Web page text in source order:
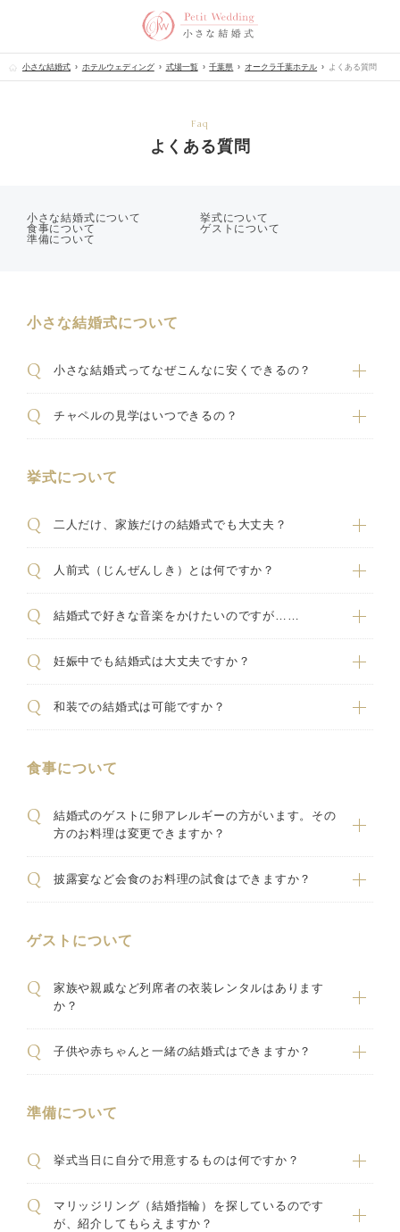
小さな結婚式 ホテルウェディング 式場一覧 千葉県 オークラ千葉ホテル よくある質問
Faq
よくある質問
小さな結婚式について
挙式について
食事について
ゲストについて
準備について
小さな結婚式について
小さな結婚式ってなぜこんなに安くできるの？
チャペルの見学はいつできるの？
挙式について
二人だけ、家族だけの結婚式でも大丈夫？
人前式（じんぜんしき）とは何ですか？
結婚式で好きな音楽をかけたいのですが……
妊娠中でも結婚式は大丈夫ですか？
和装での結婚式は可能ですか？
食事について
結婚式のゲストに卵アレルギーの方がいます。その
方のお料理は変更できますか？
披露宴など会食のお料理の試食はできますか？
ゲストについて
家族や親戚など列席者の衣装レンタルはあります
か？
子供や赤ちゃんと一緒の結婚式はできますか？
準備について
挙式当日に自分で用意するものは何ですか？
マリッジリング（結婚指輪）を探しているのです
が、紹介してもらえますか？